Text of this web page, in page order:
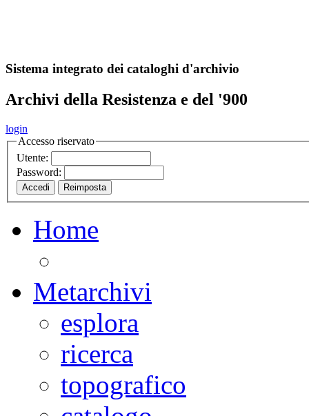
Sistema integrato dei cataloghi d'archivio
Archivi della Resistenza e del '900
login
Accesso riservato
Utente:
Password:
Home
Metarchivi
esplora
ricerca
topografico